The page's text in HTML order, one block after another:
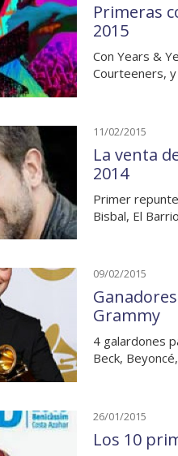
Primeras
2015
Con Years &
Courteeners,
11/02/2015
La venta
2014
Primer
Bisbal, El
09/02/2015
Grammy
4 galardones
Beck,
26/01/2015
Los 10